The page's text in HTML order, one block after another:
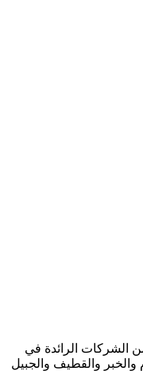
الشركات الرائدة في
والقطيف والجبيل